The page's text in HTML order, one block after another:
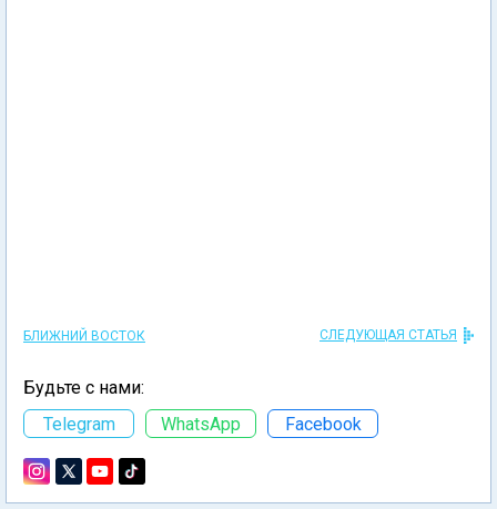
БЛИЖНИЙ ВОСТОК СЛЕДУЮЩАЯ СТАТЬЯ
Будьте с нами:
Telegram
WhatsApp Facebook